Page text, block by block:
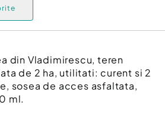
din Vladimirescu, teren
de 2 ha, utilitati: curent si 2
sosea de acces asfaltata,
ml.